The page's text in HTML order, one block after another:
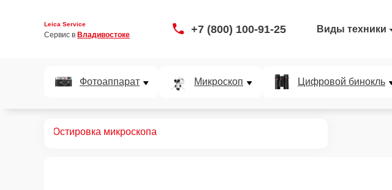
Leica Service
Сервис в Владивостоке +7 (800) 100-91-25 Виды техники
Фотоаппарат Микроскоп Цифровой бинокль
Юстировка микроскопа